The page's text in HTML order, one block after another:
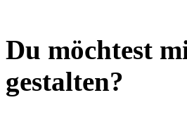
Du möchtest
gestalten?